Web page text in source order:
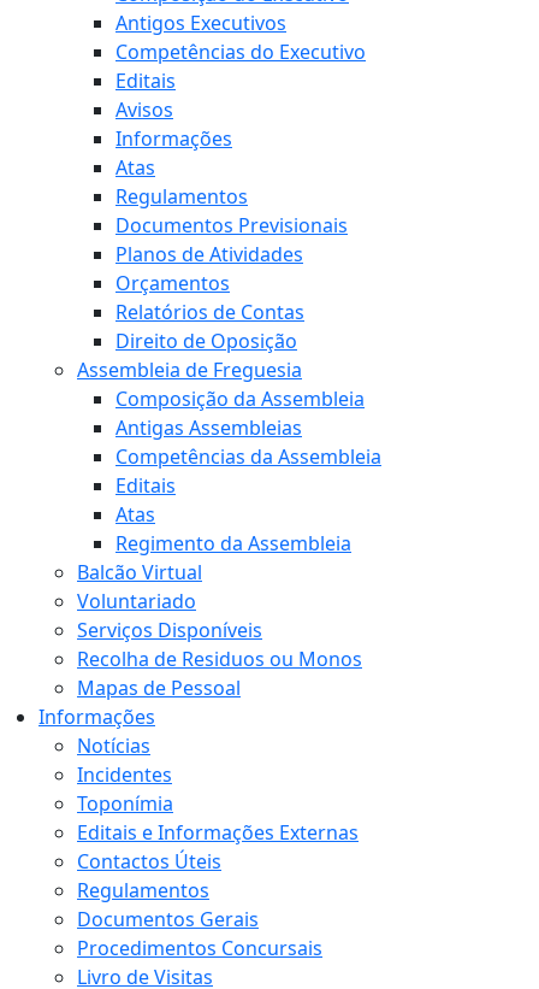
Antigos Executivos
Competências do Executivo
Editais
Avisos
Informações
Atas
Regulamentos
Documentos Previsionais
Planos de Atividades
Orçamentos
Relatórios de Contas
Direito de Oposição
Assembleia de Freguesia
Composição da Assembleia
Antigas Assembleias
Competências da Assembleia
Editais
Atas
Regimento da Assembleia
Balcão Virtual
Voluntariado
Serviços Disponíveis
Recolha de Residuos ou Monos
Mapas de Pessoal
Informações
Notícias
Incidentes
Toponímia
Editais e Informações Externas
Contactos Úteis
Regulamentos
Documentos Gerais
Procedimentos Concursais
Livro de Visitas